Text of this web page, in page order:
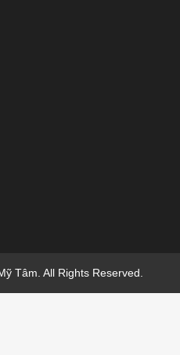
Tâm. All Rights Reserved.